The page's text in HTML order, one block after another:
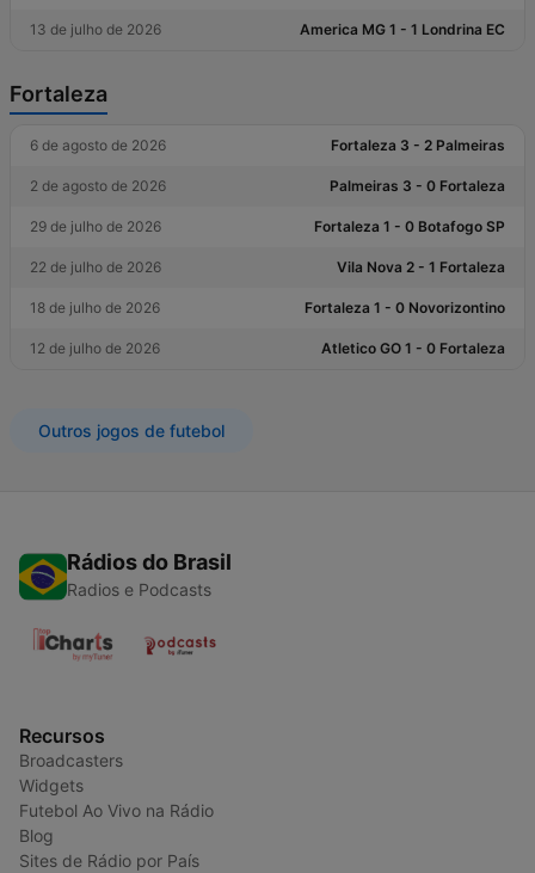
13 de julho de 2026 America MG 1 - 1 Londrina EC
Fortaleza
6 de agosto de 2026 Fortaleza 3 - 2 Palmeiras
2 de agosto de 2026 Palmeiras 3 - 0 Fortaleza
29 de julho de 2026 Fortaleza 1 - 0 Botafogo SP
22 de julho de 2026 Vila Nova 2 - 1 Fortaleza
18 de julho de 2026 Fortaleza 1 - 0 Novorizontino
12 de julho de 2026 Atletico GO 1 - 0 Fortaleza
Outros jogos de futebol
Rádios do Brasil
Radios e Podcasts
Recursos
Broadcasters
Widgets
Futebol Ao Vivo na Rádio
Blog
Sites de Rádio por País